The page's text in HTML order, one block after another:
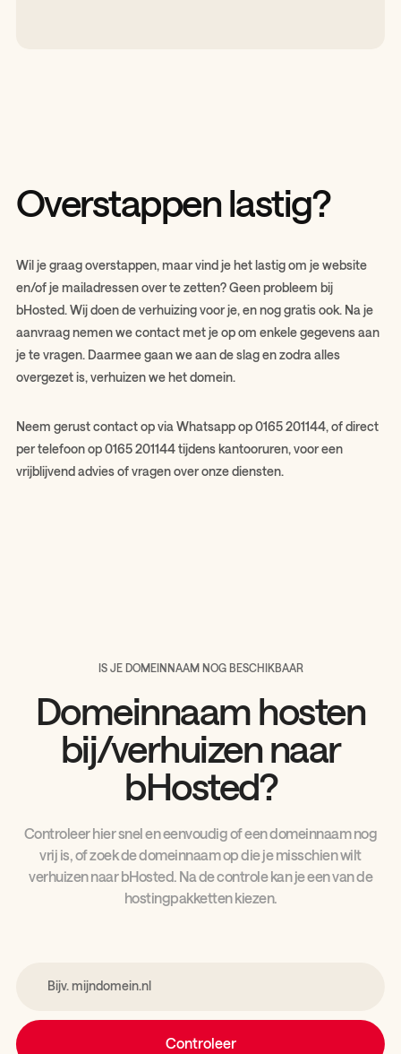
Overstappen lastig?
Wil je graag overstappen, maar vind je het lastig om je website
en/of je mailadressen over te zetten? Geen probleem bij
bHosted. Wij doen de verhuizing voor je, en nog gratis ook. Na je
aanvraag nemen we contact met je op om enkele gegevens aan
je te vragen. Daarmee gaan we aan de slag en zodra alles
overgezet is, verhuizen we het domein.
Neem gerust contact op via Whatsapp op 0165 201144, of direct
per telefoon op 0165 201144 tijdens kantooruren, voor een
vrijblijvend advies of vragen over onze diensten.
IS JE DOMEINNAAM NOG BESCHIKBAAR
Domeinnaam hosten
bij/verhuizen naar
bHosted?
Controleer hier snel en eenvoudig of een domeinnaam nog
vrij is, of zoek de domeinnaam op die je misschien wilt
verhuizen naar bHosted. Na de controle kan je een van de
hostingpakketten kiezen.